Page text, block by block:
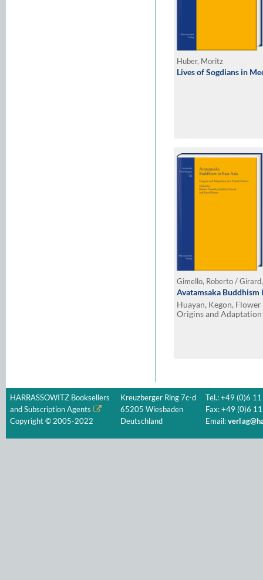
Huber, Moritz
Lives of Sogdians in
Avatamsaka Buddhism
Huayan, Kegon,
Origins and
HARRASSOWITZ Booksellers
and Subscription Agents
Copyright © 2005-2022
Kreuzberger Ring 7c-d
65205 Wiesbaden
Deutschland
Tel.: +49 (0)6
Fax: +49 (0)6
Email: